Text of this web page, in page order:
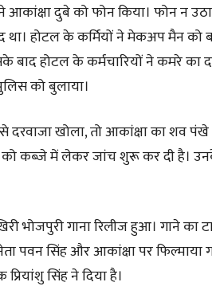
आकांक्षा दुबे को फोन किया। फोन न
होटल के कर्मियों ने मेकअप मैन को
बाद होटल के कर्मचारियों ने कमरे का
को बुलाया।
दरवाजा खोला, तो आकांक्षा का शव
कब्जे में लेकर जांच शुरू कर दी है।
भोजपुरी गाना रिलीज हुआ। गाने का
पवन सिंह और आकांक्षा पर
सिंह ने दिया है।